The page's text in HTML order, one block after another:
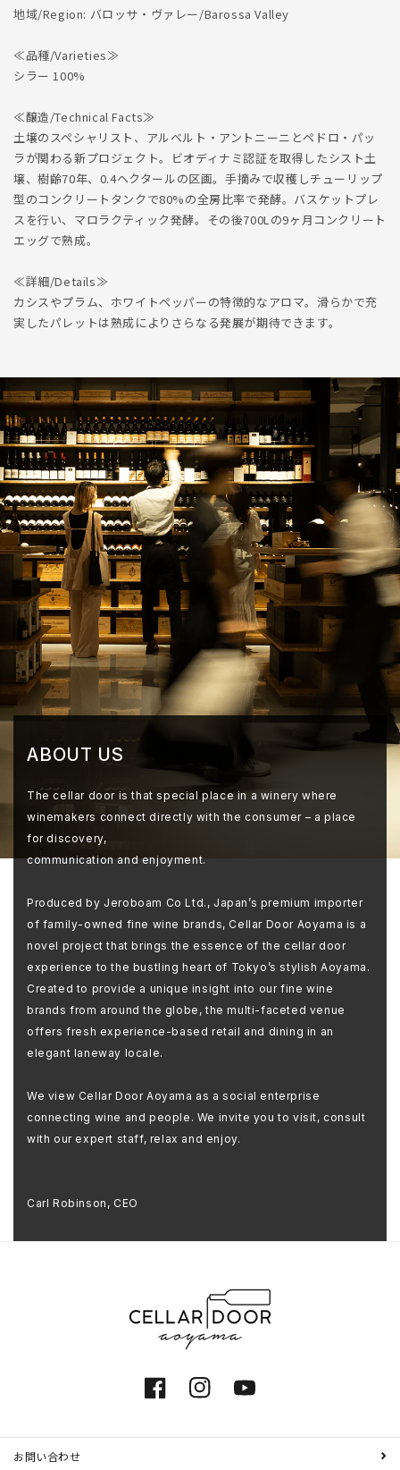
地域/Region: バロッサ・ヴァレー/Barossa Valley
≪品種/Varieties≫
シラー 100%
≪醸造/Technical Facts≫
土壌のスペシャリスト、アルベルト・アントニーニとペドロ・パッ
ラが関わる新プロジェクト。ビオディナミ認証を取得したシスト土
壌、樹齢70年、0.4ヘクタールの区画。手摘みで収穫しチューリップ
型のコンクリートタンクで80%の全房比率で発酵。バスケットプレ
スを行い、マロラクティック発酵。その後700Lの9ヶ月コンクリート
エッグで熟成。
≪詳細/Details≫
カシスやプラム、ホワイトペッパーの特徴的なアロマ。滑らかで充
実したパレットは熟成によりさらなる発展が期待できます。
ABOUT US
The cellar door is that special place in a winery where
winemakers connect directly with the consumer – a place
for discovery,
communication and enjoyment.
Produced by Jeroboam Co Ltd., Japan’s premium importer
of family-owned fine wine brands, Cellar Door Aoyama is a
novel project that brings the essence of the cellar door
experience to the bustling heart of Tokyo’s stylish Aoyama.
Created to provide a unique insight into our fine wine
brands from around the globe, the multi-faceted venue
offers fresh experience-based retail and dining in an
elegant laneway locale.
We view Cellar Door Aoyama as a social enterprise
connecting wine and people. We invite you to visit, consult
with our expert staff, relax and enjoy.
Carl Robinson, CEO
FacebookInstagramYouTube
お問い合わせ